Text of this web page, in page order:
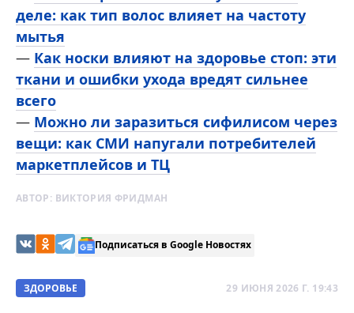
деле: как тип волос влияет на частоту
мытья
— Как носки влияют на здоровье стоп: эти
ткани и ошибки ухода вредят сильнее
всего
— Можно ли заразиться сифилисом через
вещи: как СМИ напугали потребителей
маркетплейсов и ТЦ
АВТОР: ВИКТОРИЯ ФРИДМАН
Подписаться в Google Новостях
ЗДОРОВЬЕ 29 ИЮНЯ 2026 Г. 19:43